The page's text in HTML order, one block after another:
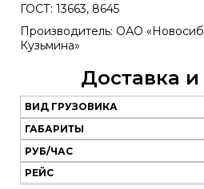
ГОСТ: 13663, 8645
Производитель: ОАО
Кузьмина»
Доставка и
Наш
транспорт
Вид
грузовика
Габариты
ВИД ГРУЗОВИКА
ГАБАРИТЫ
РУБ/ЧАС
РЕЙС